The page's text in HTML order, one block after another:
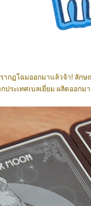
ากฏโฉมออกมาแล้วจ้า! ลัก
ระเทศเบลเยี่ยม ผลิตออกม